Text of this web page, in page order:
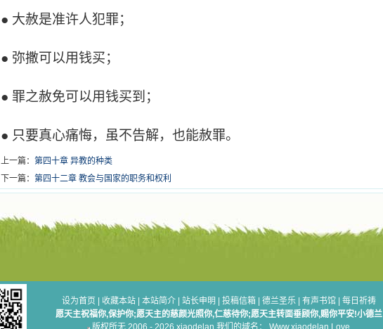
● 大赦是准许人犯罪；
● 弥撒可以用钱买；
● 罪之赦免可以用钱买到；
● 只要真心痛悔，虽不告解，也能赦罪。
上一篇： 第四十章 异教的种类
下一篇： 第四十二章 教会与国家的职务和权利
设为首页 收藏本站 本站简介 站长申明 投稿信箱 德兰圣乐 有声书馆
每日祈祷
愿天主祝福你,保护你;愿天主的慈颜光照你,仁慈待你;愿天主转面垂顾你,赐你平安!小德兰
版权所无 2006 - 2026 xiaodelan 我们的域名： Www.xiaodelan.Love